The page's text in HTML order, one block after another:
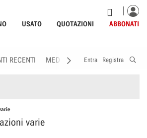
USATO QUOTAZIONI ABBONATI
RECENTI MEDIA MEMBRI
Entra Registra
varie